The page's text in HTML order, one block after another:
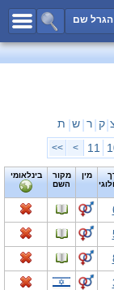
הגרל שם
כל השמות
שמות לבנים
שמות משותפים
שמות נפוצים
שמות נדירים
קטגוריות
מפורסמיםחדש!
נומרולוגיה
הוסף שם
ק ר ש ת
11
>
>>
מין
מקור
השם
בינלאומי